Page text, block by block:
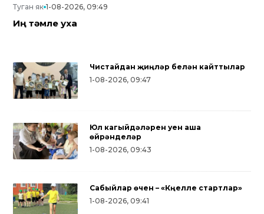
Туган як 1-08-2026, 09:49
Иң тәмле уха
Чистайдан җиңүләр белән кайттылар
1-08-2026, 09:47
Юл кагыйдәләрен уен аша
өйрәнделәр
1-08-2026, 09:43
Сабыйлар өчен – «Күңелле стартлар»
1-08-2026, 09:41
Түбән Кама районында тугызынчы
тапкыр «Авылым хуҗабикәсе»